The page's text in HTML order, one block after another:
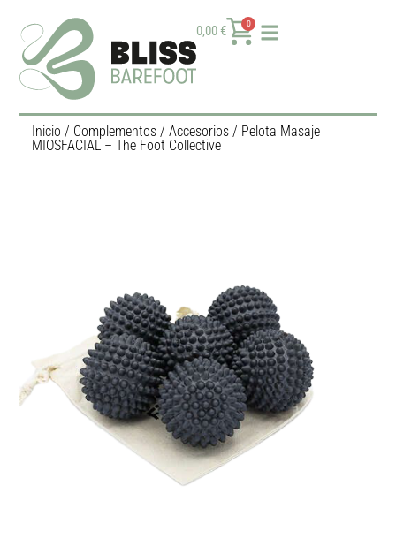
0,00€ 0
Inicio / Complementos/ Accesorios/ Pelota Masaje
MIOSFACIAL – The Foot Collective